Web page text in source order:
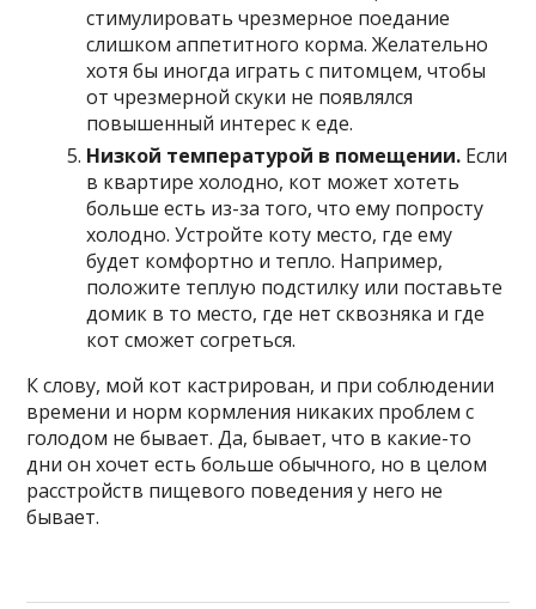
стимулировать чрезмерное поедание
слишком аппетитного корма. Желательно
хотя бы иногда играть с питомцем, чтобы
от чрезмерной скуки не появлялся
повышенный интерес к еде.
Низкой температурой в помещении. Если
в квартире холодно, кот может хотеть
больше есть из-за того, что ему попросту
холодно. Устройте коту место, где ему
будет комфортно и тепло. Например,
положите теплую подстилку или поставьте
домик в то место, где нет сквозняка и где
кот сможет согреться.
К слову, мой кот кастрирован, и при соблюдении
времени и норм кормления никаких проблем с
голодом не бывает. Да, бывает, что в какие-то
дни он хочет есть больше обычного, но в целом
расстройств пищевого поведения у него не
бывает.